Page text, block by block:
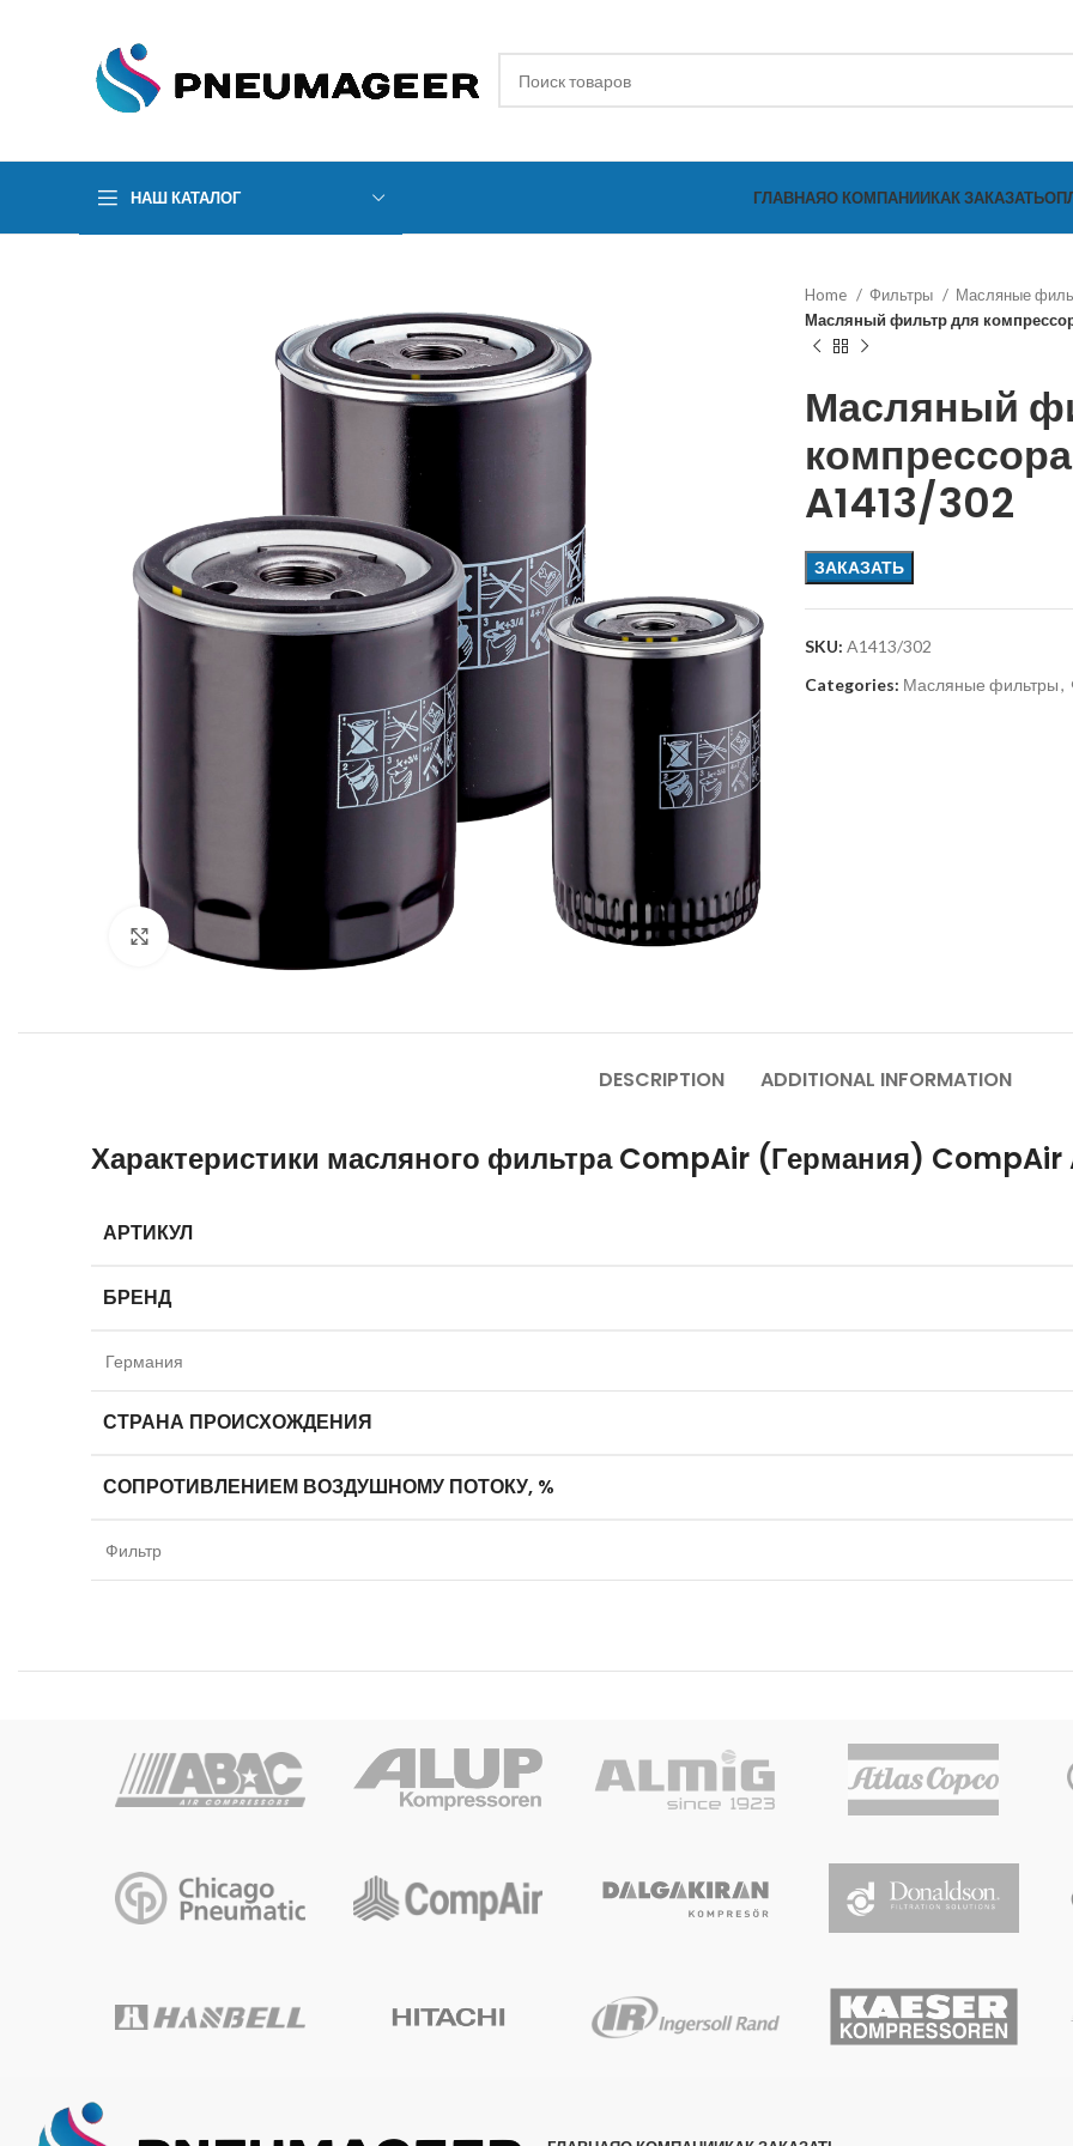
НАШ КАТАЛОГ ГЛАВНАЯО КОМПАНИИКАК ЗАКАЗАТЬ
Увеличить
Home Фильтры
Масляные
Масляный фильтр для
Масляный
A1413/302
ЗАКАЗАТЬ
SKU: A1413/302
Categories: Масляные фильтры,
DESCRIPTION ADDITIONAL INFORMATION
Характеристики масляного фильтра CompAir (Германия) CompAir
АРТИКУЛ
БРЕНД
Германия
СТРАНА ПРОИСХОЖДЕНИЯ
СОПРОТИВЛЕНИЕМ ВОЗДУШНОМУ ПОТОКУ, %
Фильтр